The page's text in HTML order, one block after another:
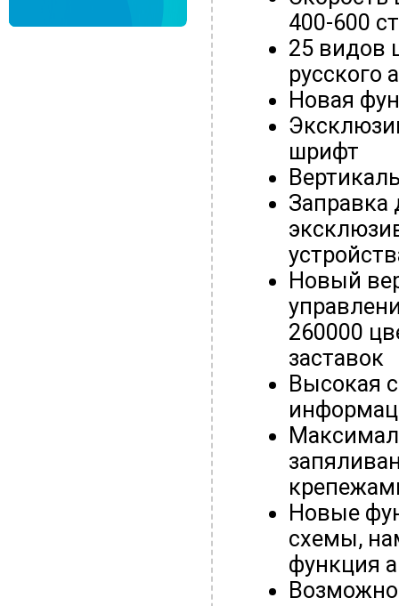
400-600
25 видов
русского
Новая
шрифт
Заправка
Новый
260000
заставок
Высокая
Новые
схемы,
функция